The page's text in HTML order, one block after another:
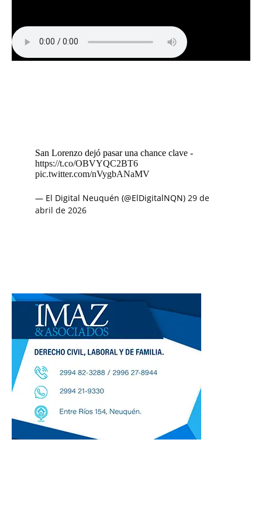
San Lorenzo dejó pasar una chance clave -
https://t.co/OBVYQC2BT6
pic.twitter.com/nVygbANaMV
— El Digital Neuquén (@ElDigitalNQN) 29 de
abril de 2026